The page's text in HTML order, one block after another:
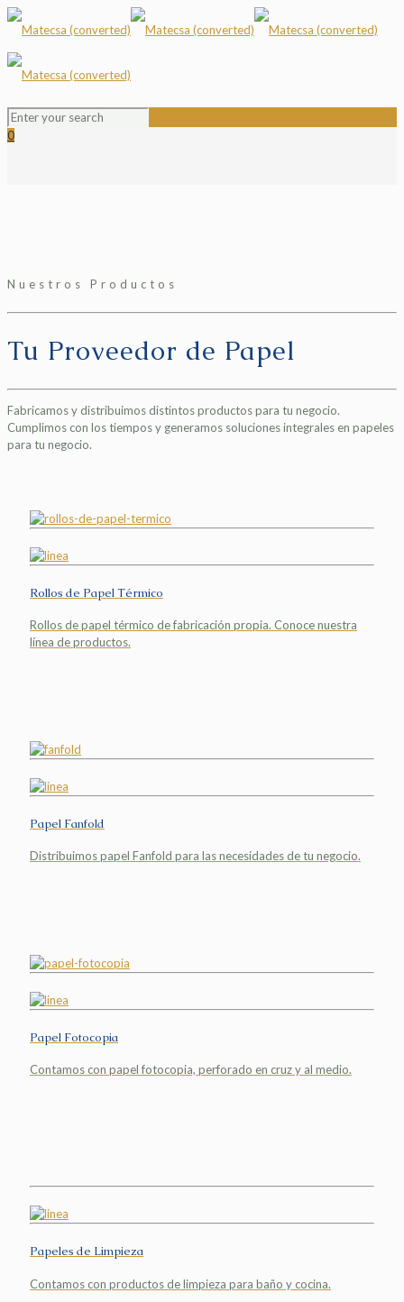
0
Nuestros Productos
Tu Proveedor de Papel
Fabricamos y distribuimos distintos productos para tu negocio.
Cumplimos con los tiempos y generamos soluciones integrales en papeles
para tu negocio.
Rollos de Papel Térmico
Rollos de papel térmico de fabricación propia. Conoce nuestra
línea de productos.
Papel Fanfold
Distribuimos papel Fanfold para las necesidades de tu negocio.
Papel Fotocopia
Contamos con papel fotocopia, perforado en cruz y al medio.
Papeles de Limpieza
Contamos con productos de limpieza para baño y cocina.